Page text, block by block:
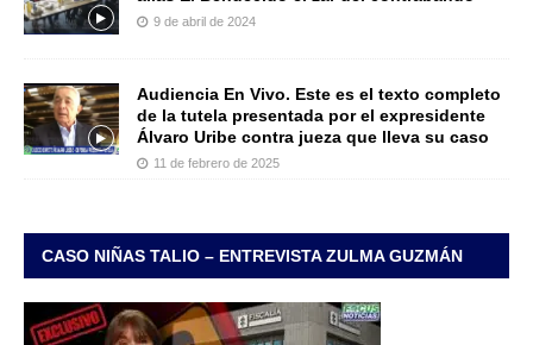
9 de abril de 2024
Audiencia En Vivo. Este es el texto completo
de la tutela presentada por el expresidente
Álvaro Uribe contra jueza que lleva su caso
11 de febrero de 2025
CASO NIÑAS TALIO – ENTREVISTA ZULMA GUZMÁN